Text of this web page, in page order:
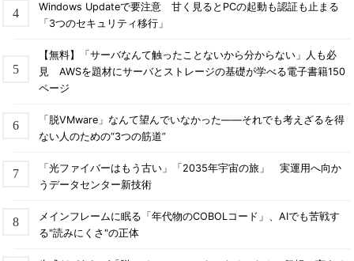
Windows Updateで要注意 甘く見るとPCの起動も認証も止まる
「3つのセキュリティ移行」
【無料】「サーバなんて触ったことないから分からない」人も必
見 AWSを題材にサーバとストレージの基礎が学べる電子書籍150
ページ
「脱VMware」なんて望んでいなかった――それでも考えざるを得
ない人のための“3つの筋道”
「光ファイバーはもう古い」「2035年宇宙の旅」 実運用へ向か
うデータセンター新技術
メインフレームに眠る「年代物のCOBOLコード」、AIでも苦戦す
る"読みにくさ"の正体